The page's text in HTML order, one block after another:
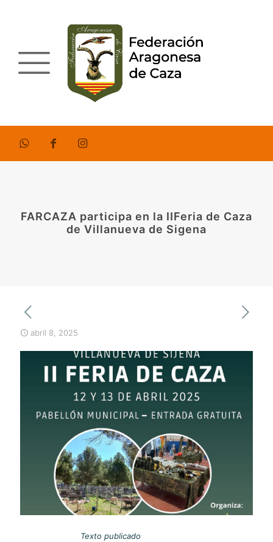
FARCAZA participa en la IIFeria de Caza
de Villanueva de Sigena
abril 8, 2025
Texto publicado